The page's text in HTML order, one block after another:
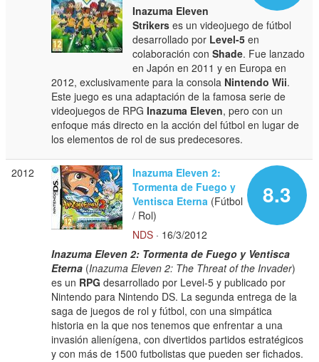
Inazuma Eleven
Strikers es un videojuego de fútbol
desarrollado por Level-5 en
colaboración conShade. Fue lanzado
en Japón en 2011 y en Europa en
2012, exclusivamente para la consola Nintendo Wii.
Este juego es una adaptación de la famosa serie de
videojuegos de RPGInazuma Eleven, pero con un
enfoque más directo en la acción del fútbol en lugar de
los elementos de rol de sus predecesores.
2012
8.3
Inazuma Eleven 2:
Tormenta de Fuego y
Ventisca Eterna (Fútbol
/ Rol)
NDS · 16/3/2012
Inazuma Eleven 2: Tormenta de Fuego y Ventisca
Eterna (Inazuma Eleven 2: The Threat of the Invader)
es un RPG desarrollado por Level-5 y publicado por
Nintendo para Nintendo DS. La segunda entrega de la
saga de juegos de rol y fútbol, con una simpática
historia en la que nos tenemos que enfrentar a una
invasión alienígena, con divertidos partidos estratégicos
y con más de 1500 futbolistas que pueden ser fichados.